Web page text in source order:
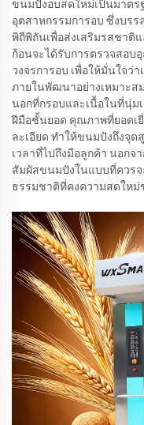
ขนมปังอบสดใหม่เป็นมาต
อุตสาหกรรมการอบ ซึ่งบร
พิถีพิถันเพื่อส่งเสริมรสชาติ
ก้อนจะได้รับการตรวจสอ
วงจรการอบ เพื่อให้มั่นใจว่
ภายในพัฒนาอย่างเหมาะส
นอกที่กรอบและเนื้อในที่นุ่ม
ฝีมือชั้นยอด คุณภาพที่ยอดเยี่
ละเอียด ทำให้ขนมปังถึงจุ
เวลาที่ไปถึงมือลูกค้า นอกจ
สัมผัสขนมปังในแบบที่ควร
ธรรมชาติที่คงความสดใหม่